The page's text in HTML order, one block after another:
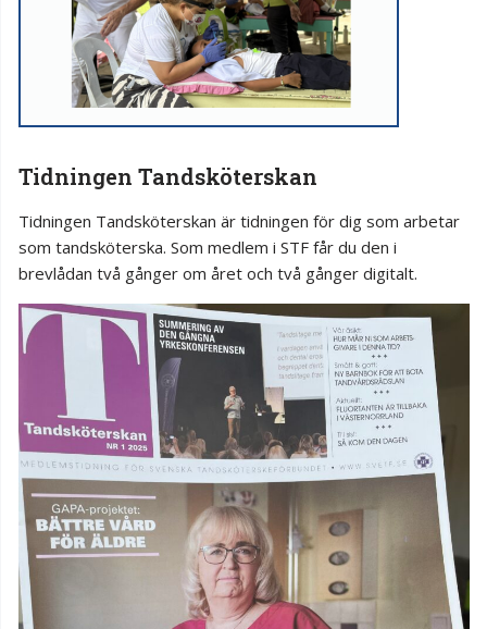
Tidningen Tandsköterskan
Tidningen Tandsköterskan är tidningen för dig som arbetar
som tandsköterska. Som medlem i STF får du den i
brevlådan två gånger om året och två gånger digitalt.